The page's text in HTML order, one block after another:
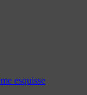
esquisse